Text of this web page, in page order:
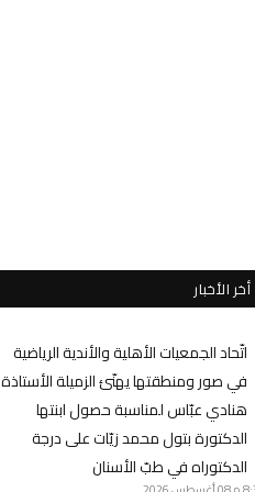
أخر الأخبار
اتّحاد الجمعيات الأهلية والأندية الرياضية
في صور ومنطقتها يهنّئ الزميلة الأستاذة
هنادي عبّاس لمناسبة حصول ابنتها
الدكتورة بتول محمد زيّات على درجة
الدكتوراه في طبّ الأسنان